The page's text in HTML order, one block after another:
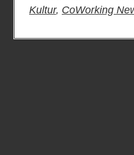
Kultur, CoWorking